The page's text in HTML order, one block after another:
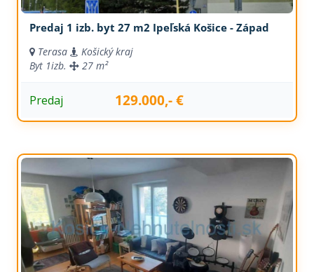
Predaj 1 izb. byt 27 m2 Ipeľská Košice - Západ
Terasa
Košický kraj
Byt 1izb. 27 m²
Predaj 129.000,- €